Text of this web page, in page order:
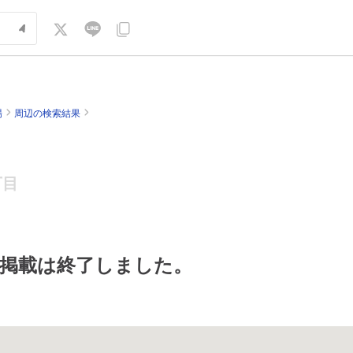
周辺の検索結果
載は終了しました。